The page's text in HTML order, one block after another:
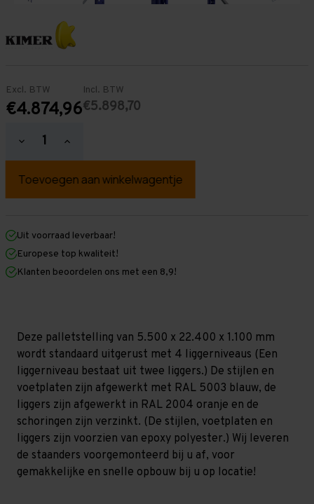
Excl. BTW
€4.874,96
Incl. BTW
€5.898,70
Hoeveelheid
verlagen
Palletstelling
mm
mm
x
1.100
mm
Middel
-
T100
Hoeveelheid
verhogen
Palletstelling
mm
mm
1.100
mm
Middel
-
T100
Uit voorraad leverbaar!
Europese top kwaliteit!
Klanten beoordelen ons met een 8,9!
Deze palletstelling van 5.500 x 22.400 x 1.100 mm
wordt standaard uitgerust met 4 liggerniveaus (Een
liggerniveau bestaat uit twee liggers.) De stijlen en
voetplaten zijn afgewerkt met RAL 5003 blauw, de
liggers zijn afgewerkt in RAL 2004 oranje en de
schoringen zijn verzinkt. (De stijlen, voetplaten en
liggers zijn voorzien van epoxy polyester.) Wij leveren
de staanders voorgemonteerd bij u af, voor
gemakkelijke en snelle opbouw bij u op locatie!